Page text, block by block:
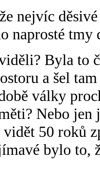
nejvíc
naprosté
Byla to
a šel
války
Nebo jen
50 roků
bylo to,